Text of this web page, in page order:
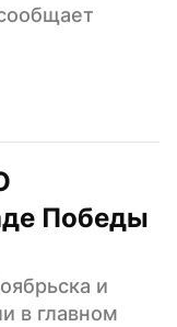
Победы
и
в главном